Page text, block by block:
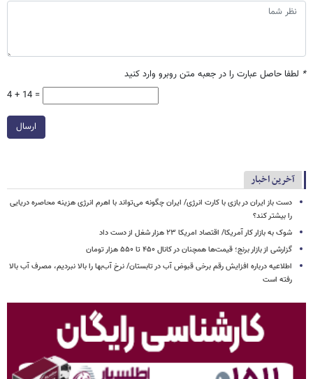
* لطفا حاصل عبارت را در جعبه متن روبرو وارد کنید
4 + 14 =
ارسال
آخرین اخبار
دست باز ایران در بازی با کارت انرژی/ ایران چگونه می‌تواند با اهرم انرژی‌ هزینه محاصره دریایی
را بیشتر کند؟
شوک به بازار کار آمریکا/ اقتصاد امریکا ۲۳ هزار شغل از دست داد
گزارشی از بازار برنج؛ قیمت‌ها همچنان در کانال ۴۵۰ تا ۵۵۰ هزار تومان
اطلاعیه درباره افزایش رقم برخی قبوض آب در تابستان/ نرخ آب‌بها را بالا نبردیم، مصرف آب بالا
رفته است